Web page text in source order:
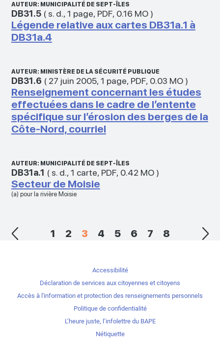
AUTEUR: MUNICIPALITÉ DE SEPT-ÎLES
DB31.5( s. d., 1 page, PDF, 0.16 MO)
Légende relative aux cartes DB31a.1 à
DB31a.4
AUTEUR: MINISTÈRE DE LA SÉCURITÉ PUBLIQUE
DB31.6 ( 27 juin 2005, 1 page, PDF, 0.03 MO)
Renseignement concernant les études
effectuées dans le cadre de l’entente
spécifique sur l’érosion des berges de la
Côte-Nord, courriel
AUTEUR: MUNICIPALITÉ DE SEPT-ÎLES
DB31a.1 ( s. d., 1 carte, PDF, 0.42 MO)
Secteur de Moisie
(a) pour la rivière Moisie
1 2 3 4 5 6 7 8
Accessibilité
Déclaration de services aux citoyennes et citoyens
Accès à l'information et protection des renseignements personnels
Politique de confidentialité
L’heure juste, l’infolettre du BAPE
Nétiquette